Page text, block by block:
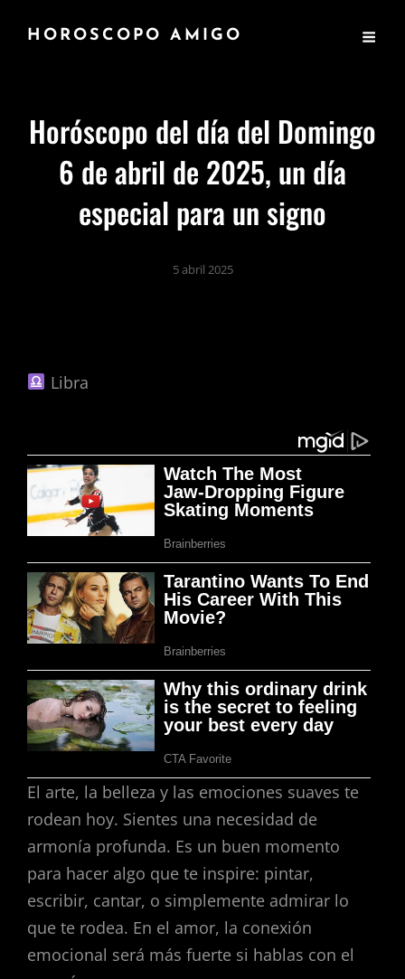
HOROSCOPO AMIGO
Horóscopo del día del Domingo
6 de abril de 2025, un día
especial para un signo
5 abril 2025
Libra
El arte, la belleza y las emociones suaves te
rodean hoy. Sientes una necesidad de
armonía profunda. Es un buen momento
para hacer algo que te inspire: pintar,
escribir, cantar, o simplemente admirar lo
que te rodea. En el amor, la conexión
emocional será más fuerte si hablas con el